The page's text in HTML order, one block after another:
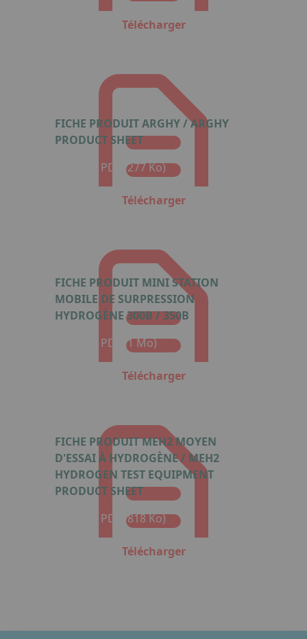
Télécharger
FICHE PRODUIT ARGHY / ARGHY
PRODUCT SHEET
Format : PDF (277 Ko)
Télécharger
FICHE PRODUIT MINI STATION
MOBILE DE SURPRESSION
HYDROGÈNE 300B / 350B
Format : PDF (1 Mo)
Télécharger
FICHE PRODUIT MEH2 MOYEN
D'ESSAI À HYDROGÈNE / MEH2
HYDROGEN TEST EQUIPMENT
PRODUCT SHEET
Format : PDF (818 Ko)
Télécharger